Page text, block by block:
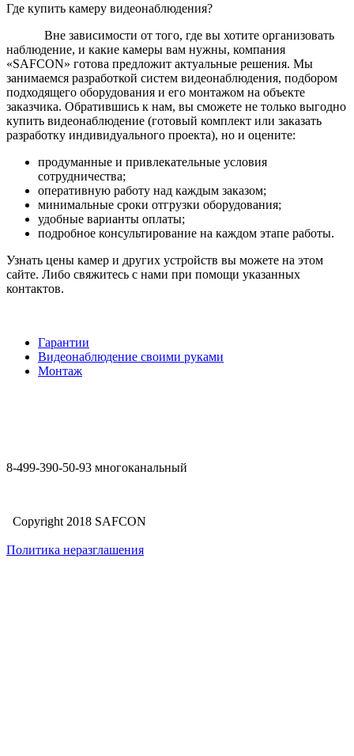
Где купить камеру видеонаблюдения?
Вне зависимости от того, где вы хотите организовать
наблюдение, и какие камеры вам нужны, компания
«SAFCON» готова предложит актуальные решения. Мы
занимаемся разработкой систем видеонаблюдения, подбором
подходящего оборудования и его монтажом на объекте
заказчика. Обратившись к нам, вы сможете не только выгодно
купить видеонаблюдение (готовый комплект или заказать
разработку индивидуального проекта), но и оцените:
продуманные и привлекательные условия
сотрудничества;
оперативную работу над каждым заказом;
минимальные сроки отгрузки оборудования;
удобные варианты оплаты;
подробное консультирование на каждом этапе работы.
Узнать цены камер и других устройств вы можете на этом
сайте. Либо свяжитесь с нами при помощи указанных
контактов.
Гарантии
Видеонаблюдение своими руками
Монтаж
8-499-390-50-93 многоканальный
Copyright 2018 SAFCON
Политика неразглашения